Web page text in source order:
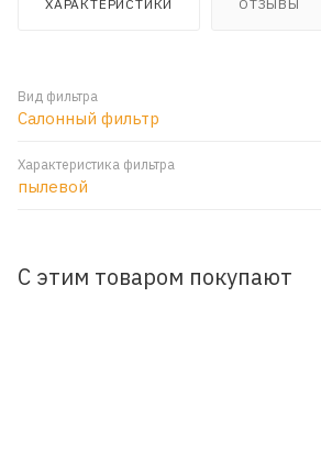
ХАРАКТЕРИСТИКИ ОТЗЫВЫ
Вид фильтра
Салонный фильтр
Характеристика фильтра
пылевой
С этим товаром покупают